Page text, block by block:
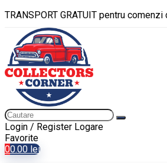
TRANSPORT GRATUIT pentru
Login / Register Logare
Favorite
00.00 lei